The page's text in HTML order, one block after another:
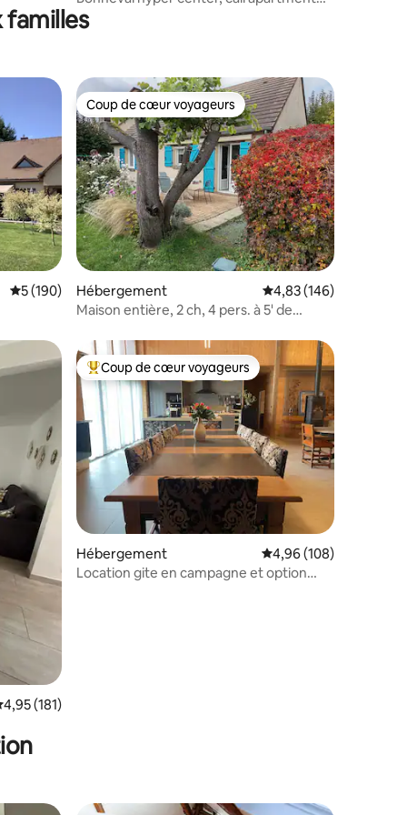
and duplex
familles
: 4,88 sur 5
appréciés
Évaluation moyenne sur la base de 190 commentaires : 5 sur 5
5 (190)
Coup de cœur voyageurs
Coup de cœur voyageurs
Hébergement Évaluation moyenne
4,83 (146)
Maison entière, 2 ch, 4 pers. à 5' de
: 4,96 sur 5
appréciés
moyenne sur la base de 181 commentaires : 4,95 sur 5
4,95 (181)
Coups de cœur voyageurs les plus appréciés
Coup de cœur voyageurs
Hébergement Évaluation moyenne
4,96 (108)
Location gite en campagne et option